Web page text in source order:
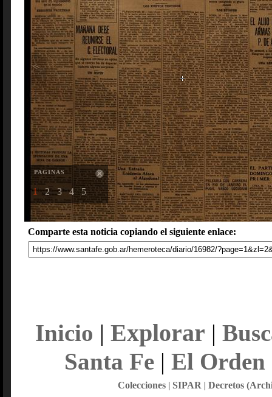
PAGINAS
1 2 3 4 5
Comparte esta noticia copiando el siguiente enlace:
Inicio | Explorar |
Santa Fe| El Orden
Colecciones| SIPAR | Decretos